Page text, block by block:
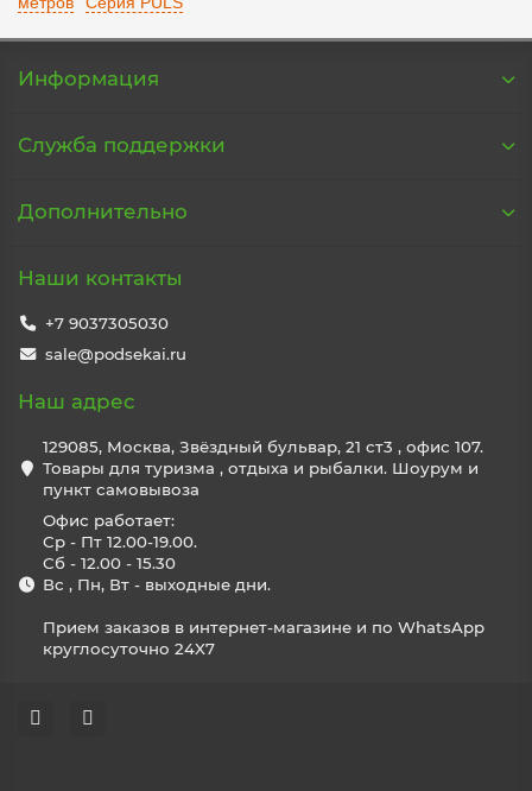
Информация
Служба поддержки
Дополнительно
Наши контакты
+7 9037305030
sale@podsekai.ru
Наш адрес
129085, Москва, Звёздный бульвар, 21 ст3 , офис 107.
Товары для туризма , отдыха и рыбалки. Шоурум и
пункт самовывоза
Офис работает:
Ср - Пт 12.00-19.00.
Сб - 12.00 - 15.30
Вс , Пн, Вт - выходные дни.
Прием заказов в интернет-магазине и по WhatsApp
круглосуточно 24X7